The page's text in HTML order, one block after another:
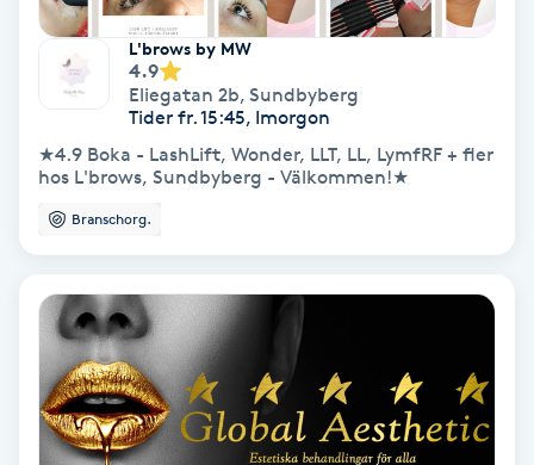
Personlig tränare
Piercing
Pigmentbehandling
Pigmentfläckar
Plastikkirurgi
Powder brows
L'brows by MW
4.9
Eliegatan 2b, Sundbyberg
Tider fr. 15:45, Imorgon
★4.9 Boka - LashLift, Wonder, LLT, LL, LymfRF + fler
hos L'brows, Sundbyberg - Välkommen!★
Branschorg.